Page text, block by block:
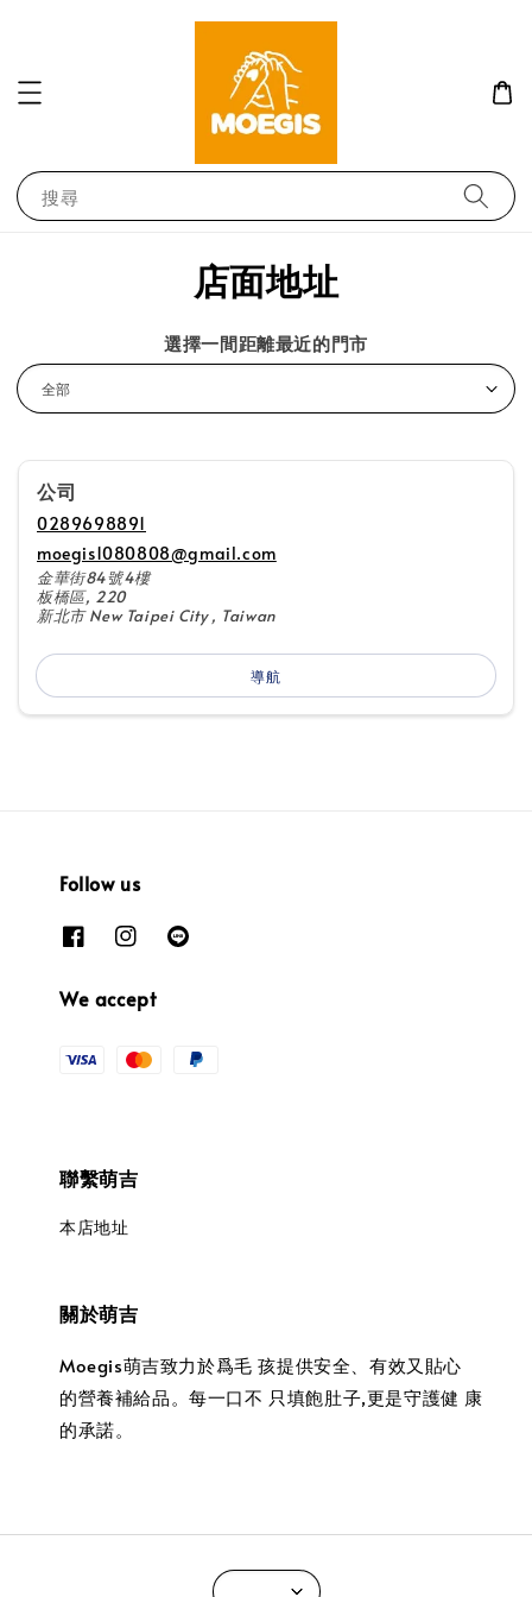
搜尋
店面地址
選擇一間距離最近的門市
公司
0289698891
moegis1080808@gmail.com
金華街84號4樓
板橋區, 220
新北市 New Taipei City , Taiwan
導航
Follow us
We accept
聯繫萌吉
本店地址
關於萌吉
Moegis萌吉致力於爲毛 孩提供安全、有效又貼心
的營養補給品。每一口不 只填飽肚子,更是守護健 康
的承諾。